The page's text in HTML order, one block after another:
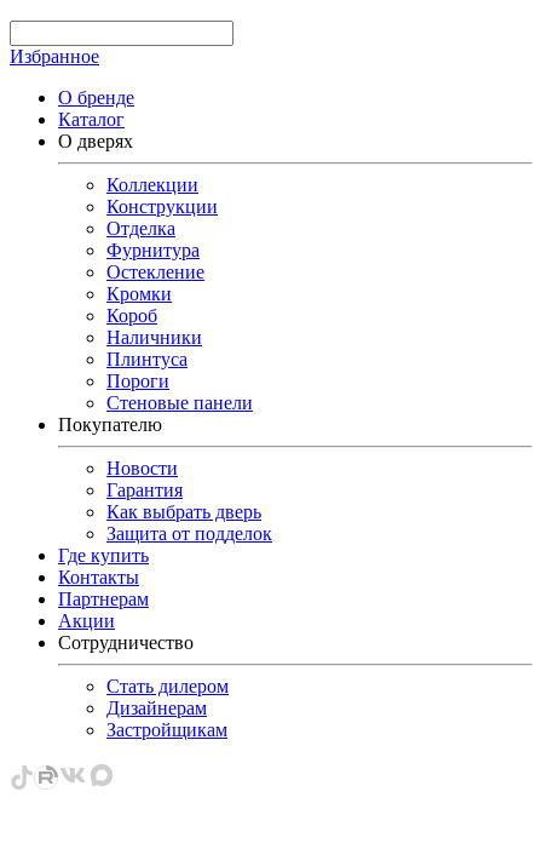
Избранное
О бренде
Каталог
О дверях
Коллекции
Конструкции
Отделка
Фурнитура
Остекление
Кромки
Короб
Наличники
Плинтуса
Пороги
Стеновые панели
Покупателю
Новости
Гарантия
Как выбрать дверь
Защита от подделок
Где купить
Контакты
Партнерам
Акции
Сотрудничество
Стать дилером
Дизайнерам
Застройщикам